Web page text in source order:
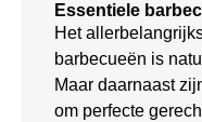
Essentiele
Het
barbecueën is
Maar daarnaast
om perfecte